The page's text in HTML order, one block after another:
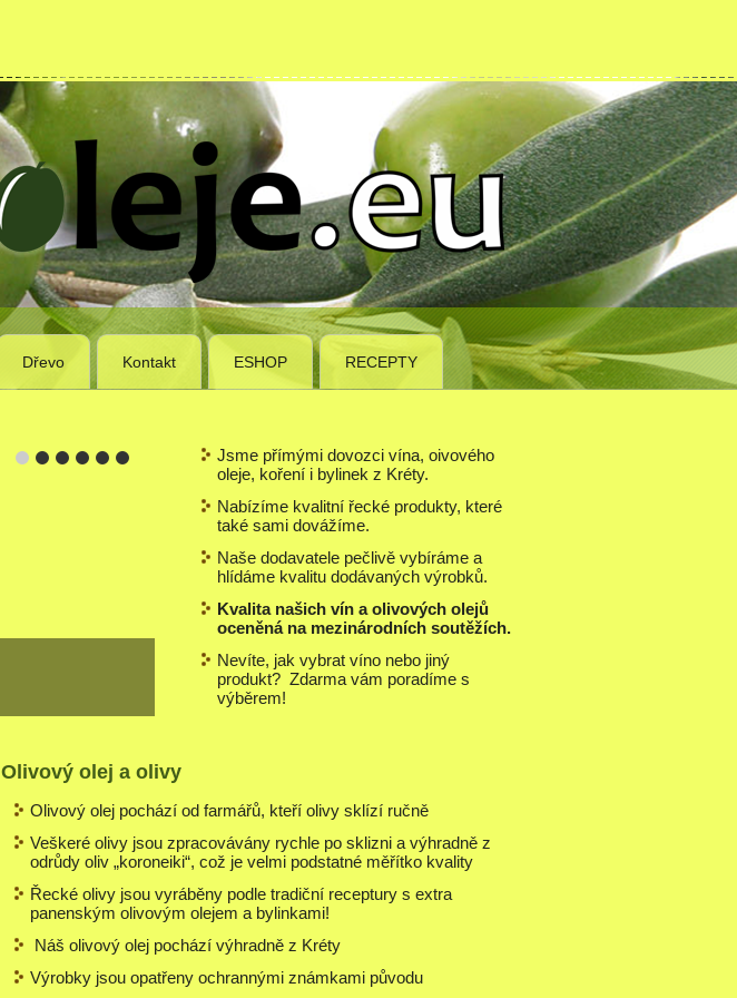
Dřevo Kontakt ESHOP RECEPTY
Jsme přímými dovozci vína, oivového
oleje, koření i bylinek z Kréty.
Nabízíme kvalitní řecké produkty, které
také sami dovážíme.
Naše dodavatele pečlivě vybíráme a
hlídáme kvalitu dodávaných výrobků.
Kvalita našich vín a olivových olejů
oceněná na mezinárodních soutěžích.
Nevíte, jak vybrat víno nebo jiný
produkt? Zdarma vám poradíme s
výběrem!
Olivový olej a olivy
Olivový olej pochází od farmářů, kteří olivy sklízí ručně
Veškeré olivy jsou zpracovávány rychle po sklizni a výhradně z
odrůdy oliv „koroneiki“, což je velmi podstatné měřítko kvality
Řecké olivy jsou vyráběny podle tradiční receptury s extra
panenským olivovým olejem a bylinkami!
Náš olivový olej pochází výhradně z Kréty
Výrobky jsou opatřeny ochrannými známkami původu